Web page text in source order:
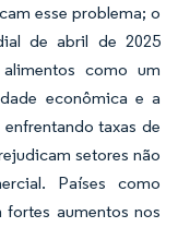
esse problema; o
de abril de 2025
como um
econômica e a
taxas de
setores não
Países como
aumentos nos